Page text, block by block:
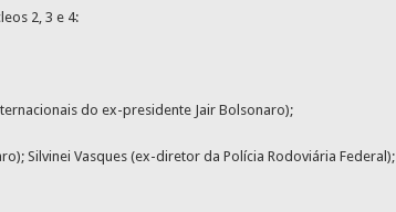
2, 3 e 4:
do ex-presidente Jair Bolsonaro);
Silvinei Vasques (ex-diretor da Polícia Rodoviária Federal);